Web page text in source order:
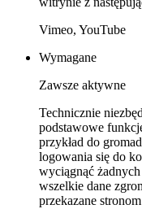
Vimeo, YouTube
Wymagane
Zawsze aktywne
Technicznie
podstawowe
przykład do
logowania się do
wyciągnąć
wszelkie dane
przekazane